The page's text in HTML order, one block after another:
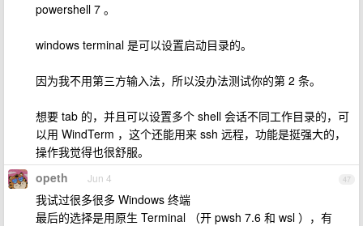
powershell 7 。
windows terminal 是可以设置启动目录的。
因为我不用第三方输入法，所以没办法测试你的第 2 条。
想要 tab 的，并且可以设置多个 shell 会话不同工作目录的，可
以用 WindTerm ，这个还能用来 ssh 远程，功能是挺强大的，
操作我觉得也很舒服。
47
opeth Jun 4
我试过很多很多 Windows 终端
最后的选择是用原生 Terminal （开 pwsh 7.6 和 wsl ），有